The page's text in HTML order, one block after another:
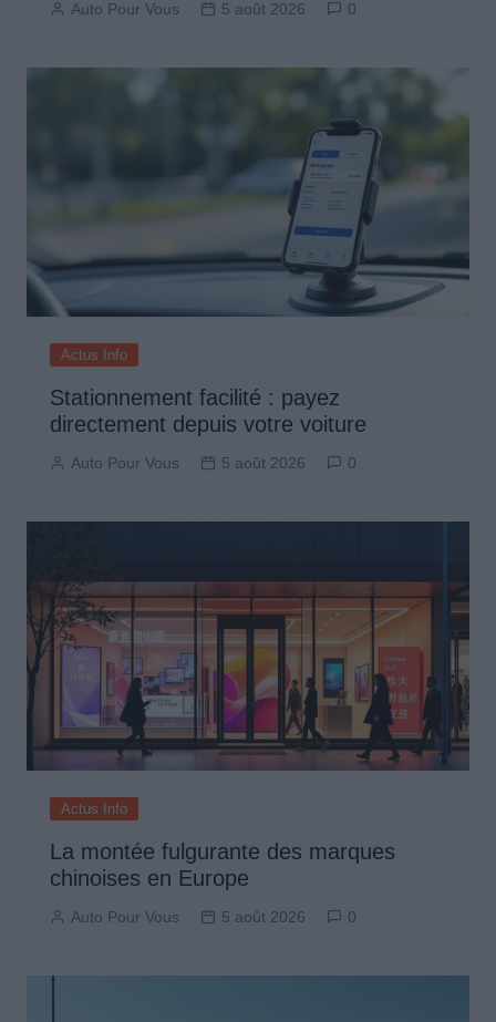
Auto Pour Vous 5 août 2026 0
Actus Info
Stationnement facilité : payez
directement depuis votre voiture
Auto Pour Vous 5 août 2026 0
Actus Info
La montée fulgurante des marques
chinoises en Europe
Auto Pour Vous 5 août 2026 0